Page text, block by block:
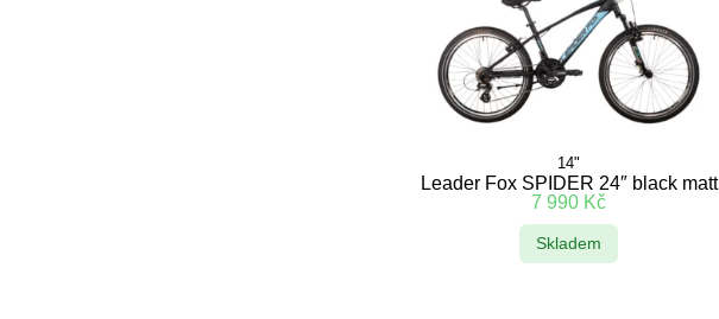
14"
Leader Fox SPIDER 24″ black matt
7 990 Kč
Skladem